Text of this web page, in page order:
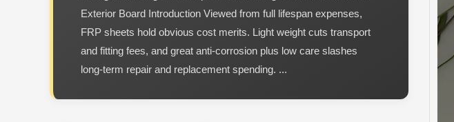
Exterior Board Introduction Viewed from full lifespan expenses,
FRP sheets hold obvious cost merits. Light weight cuts transport
and fitting fees, and great anti-corrosion plus low care slashes
long-term repair and replacement spending. ...